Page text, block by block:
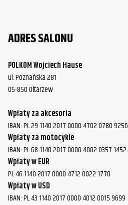
ADRES SALONU
POLKOM Wojciech Hause
ul. Poznańska 281
05-850 Ołtarzew
Wpłaty za akcesoria
IBAN: PL 29 1140 2017 0000 4702 0780 9256
Wpłaty za motocykle
IBAN: PL 68 1140 2017 0000 4002 0357 1452
Wpłaty w EUR
PL 46 1140 2017 0000 4712 0022 1770
Wpłaty w USD
IBAN: PL 43 1140 2017 0000 4012 0015 9699